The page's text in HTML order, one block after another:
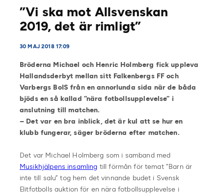
”Vi ska mot Allsvenskan
2019, det är rimligt”
30 MAJ 2018 17:09
Bröderna Michael och Henric Holmberg fick uppleva
Hallandsderbyt mellan sitt Falkenbergs FF och
Varbergs BoIS från en annorlunda sida när de båda
bjöds en så kallad ”nära fotbollsupplevelse” i
anslutning till matchen.
– Det var en bra inblick, det är kul att se hur en
klubb fungerar, säger bröderna efter matchen.
Det var Michael Holmberg som i samband med
Musikhjälpens insamling till förmån för temat ”Barn är
inte till salu” tog hem det vinnande budet i Svensk
Elitfotbolls auktion för en nära fotbollsupplevelse i